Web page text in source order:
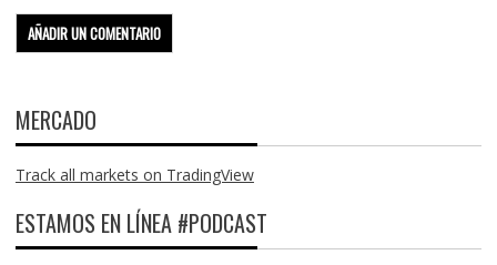
MERCADO
Track all markets on TradingView
ESTAMOS EN LÍNEA #PODCAST